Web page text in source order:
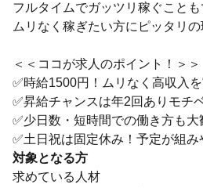
フルタイムでガッツリ稼ぐことも
ムリなく稼ぎたい方にピッタリの
＜＜ココが求人のポイント！＞＞
✅時給1500円！ムリなく高収入を
✅昇給チャンスは年2回ありモチ
✅少日数・短時間での働き方も大
✅土日祝は固定休み！予定が組み
対象となる方
求めている人材